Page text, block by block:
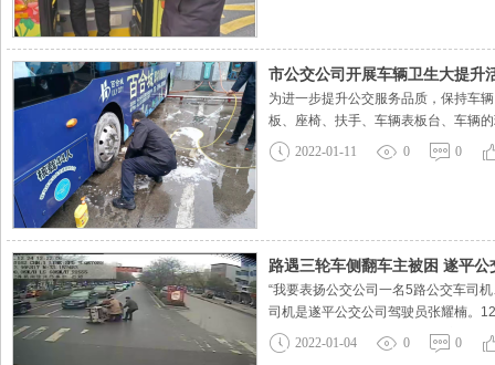
市公交公司开展车辆卫生大提升
为进一步提升公交服务品质，保持车
板、座椅、扶手、车辆表板台、车辆
进行清洁排查，做到一趟一清洗一周
亮、安全、便捷、舒适的乘车环境。
2022-01-11 0 0
路遇三轮车侧翻车主被困 遂平
“我要表扬公交公司一名5路公交车司
司机是遂平公交公司驾驶员张耀楠。
解，12月24日中午，遂平县公交公司
侧翻，三轮车上的大娘被压倒在了车子
2022-01-04 0 0